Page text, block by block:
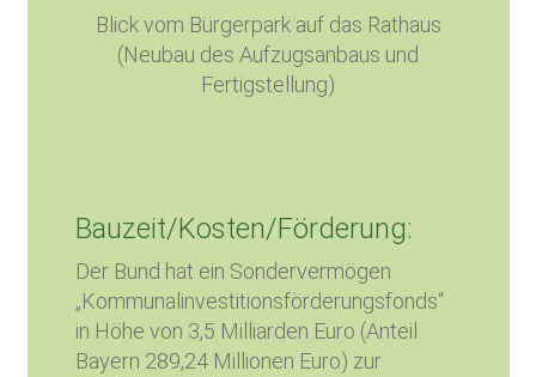
Blick vom Bürgerpark auf das Rathaus
(Neubau des Aufzugsanbaus und
Fertigstellung)
Bauzeit/Kosten/Förderung:
Der Bund hat ein Sondervermögen
„Kommunalinvestitionsförderungsfonds“
in Höhe von 3,5 Milliarden Euro (Anteil
Bayern 289,24 Millionen Euro) zur